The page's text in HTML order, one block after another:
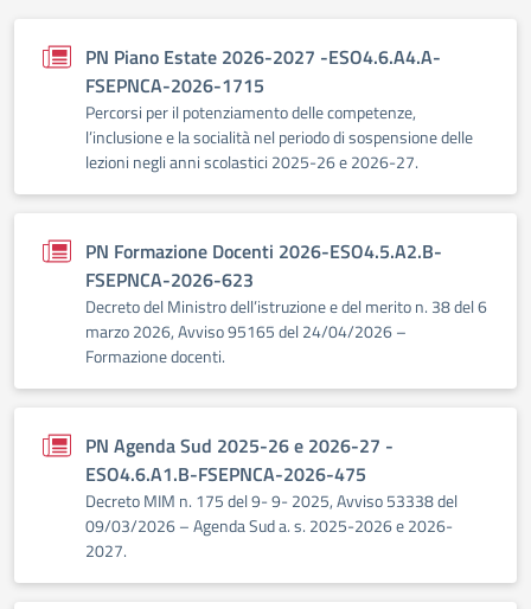
PN Piano Estate 2026-2027 -ESO4.6.A4.A-
FSEPNCA-2026-1715
Percorsi per il potenziamento delle competenze,
l’inclusione e la socialità nel periodo di sospensione delle
lezioni negli anni scolastici 2025-26 e 2026-27.
PN Formazione Docenti 2026-ESO4.5.A2.B-
FSEPNCA-2026-623
Decreto del Ministro dell’istruzione e del merito n. 38 del 6
marzo 2026, Avviso 95165 del 24/04/2026 –
Formazione docenti.
PN Agenda Sud 2025-26 e 2026-27 -
ESO4.6.A1.B-FSEPNCA-2026-475
Decreto MIM n. 175 del 9- 9- 2025, Avviso 53338 del
09/03/2026 – Agenda Sud a. s. 2025-2026 e 2026-
2027.